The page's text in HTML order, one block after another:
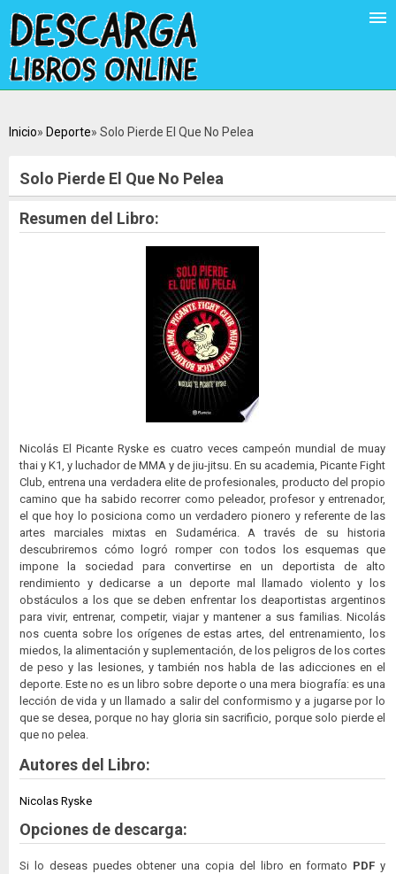
Inicio Deporte Solo Pierde El Que No Pelea
Solo Pierde El Que No Pelea
Resumen del Libro:
Nicolás El Picante Ryske es cuatro veces campeón mundial de muay
thai y K1, y luchador de MMA y de jiu-jitsu. En su academia, Picante Fight
Club, entrena una verdadera elite de profesionales, producto del propio
camino que ha sabido recorrer como peleador, profesor y entrenador,
el que hoy lo posiciona como un verdadero pionero y referente de las
artes marciales mixtas en Sudamérica. A través de su historia
descubriremos cómo logró romper con todos los esquemas que
impone la sociedad para convertirse en un deportista de alto
rendimiento y dedicarse a un deporte mal llamado violento y los
obstáculos a los que se deben enfrentar los deaportistas argentinos
para vivir, entrenar, competir, viajar y mantener a sus familias. Nicolás
nos cuenta sobre los orígenes de estas artes, del entrenamiento, los
miedos, la alimentación y suplementación, de los peligros de los cortes
de peso y las lesiones, y también nos habla de las adicciones en el
deporte. Este no es un libro sobre deporte o una mera biografía: es una
lección de vida y un llamado a salir del conformismo y a jugarse por lo
que se desea, porque no hay gloria sin sacrificio, porque solo pierde el
que no pelea.
Autores del Libro:
Nicolas Ryske
Opciones de descarga:
Si lo deseas puedes obtener una copia del libro en formato PDF y